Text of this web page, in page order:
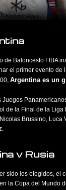
de Baloncesto FIBA
el primer evento
Argentina es un
de la Final de la
Brussino,
v Rusia
sido los elegidos, el
la Copa del Mundo